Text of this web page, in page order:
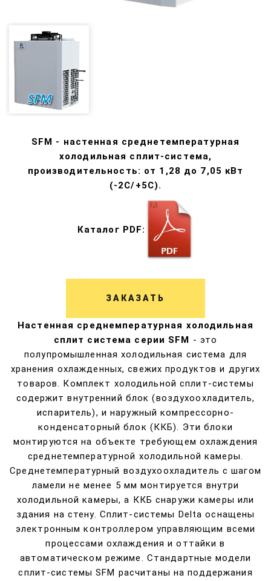
SFM - настенная среднетемпературная
холодильная сплит-система,
производительность: от 1,28 до 7,05 кВт
(-2С/+5С).
Каталог PDF:
ЗАКАЗАТЬ
Настенная среднемпературная холодильная
сплит система серии SFM - это
полупромышленная холодильная система для
хранения охлажденных, свежих продуктов и других
товаров. Комплект холодильной сплит-системы
содержит внутренний блок (воздухоохладитель,
испаритель), и наружный компрессорно-
конденсаторный блок (ККБ). Эти блоки
монтируются на объекте требующем охлаждения
среднетемпературной холодильной камеры.
Среднетемпературный воздухоохладитель с шагом
ламели не менее 5 мм монтируется внутри
холодильной камеры, а ККБ снаружи камеры или
здания на стену. Сплит-системы Delta оснащены
электронным контроллером управляющим всеми
процессами охлаждения и оттайки в
автоматическом режиме. Стандартные модели
сплит-системы SFM расчитаны на поддержания